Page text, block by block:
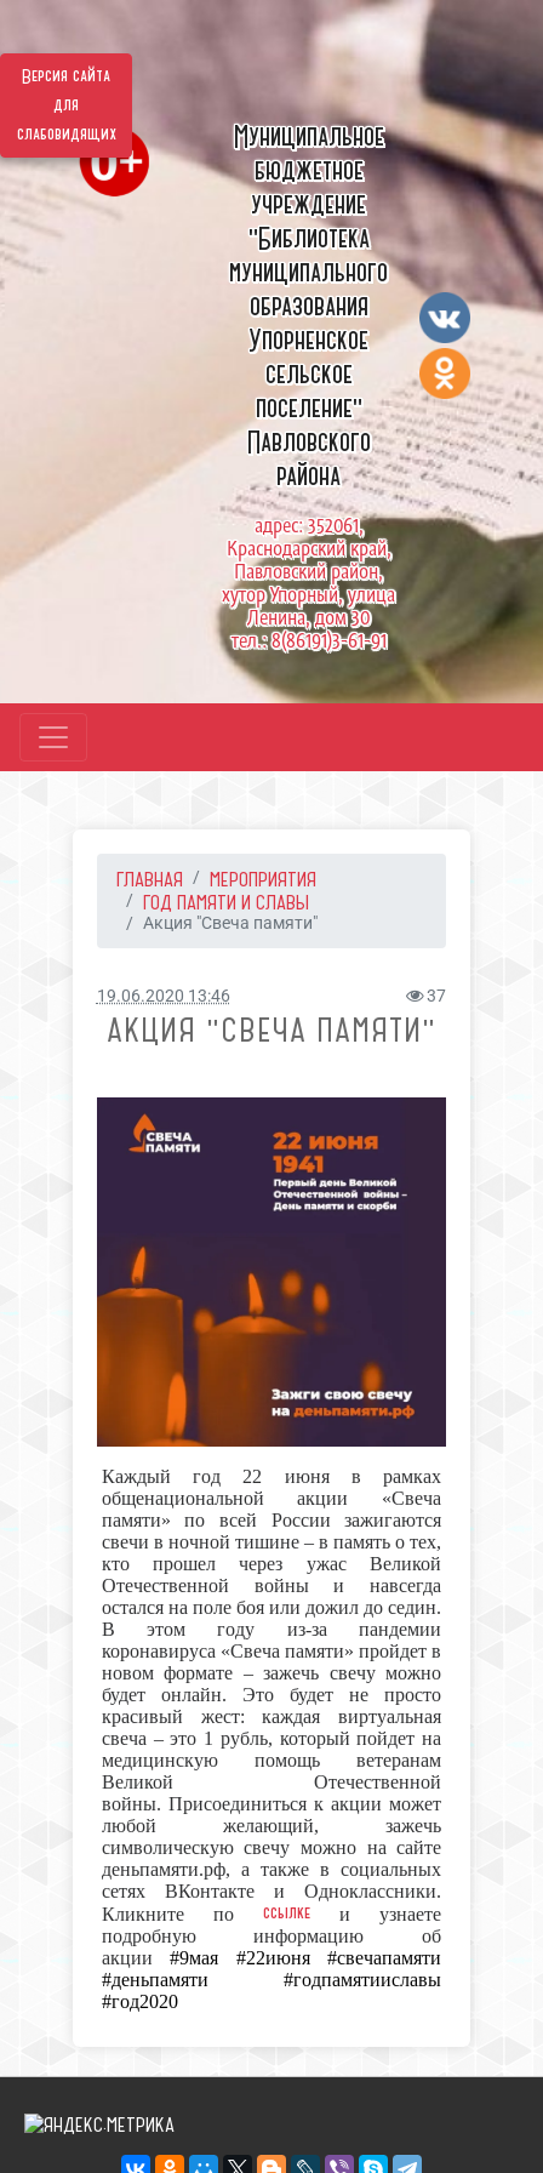
Версия сайта
для
слабовидящих
Муниципальное
бюджетное
учреждение
"Библиотека
муниципального
образования
Упорненское
сельское
поселение"
Павловского
района
адрес: 352061,
Краснодарский край,
Павловский район,
хутор Упорный, улица
Ленина, дом 30
тел.: 8(86191)3-61-91
ГЛАВНАЯ
МЕРОПРИЯТИЯ
ГОД ПАМЯТИ И СЛАВЫ
Акция "Свеча памяти"
19.06.2020 13:46 37
АКЦИЯ "СВЕЧА ПАМЯТИ"
Каждый год 22 июня в рамках
общенациональной акции «Свеча
памяти» по всей России зажигаются
свечи в ночной тишине – в память о тех,
кто прошел через ужас Великой
Отечественной войны и навсегда
остался на поле боя или дожил до седин.
В этом году из-за пандемии
коронавируса «Свеча памяти» пройдет в
новом формате – зажечь свечу можно
будет онлайн. Это будет не просто
красивый жест: каждая виртуальная
свеча – это 1 рубль, который пойдет на
медицинскую помощь ветеранам
Великой Отечественной
войны. Присоединиться к акции может
любой желающий, зажечь
символическую свечу можно на сайте
деньпамяти.рф, а также в социальных
сетях ВКонтакте и Одноклассники.
Кликните по ссылке и узнаете
подробную информацию об
акции#9мая #22июня #свечапамяти
#деньпамяти #годпамятииславы
#год2020